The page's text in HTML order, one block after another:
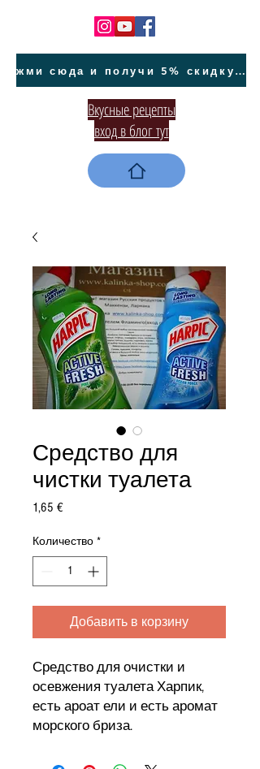
жми сюда и получи 5% скидку на покупку авто на Кипре и автообслуживание
Вкусные рецепты
вход в блог тут
Средство для
чистки туалета
1,65 €Цена
Количество *
Добавить в корзину
Средство для очистки и
осевжения туалета Харпик,
есть ароат ели и есть аромат
морского бриза.